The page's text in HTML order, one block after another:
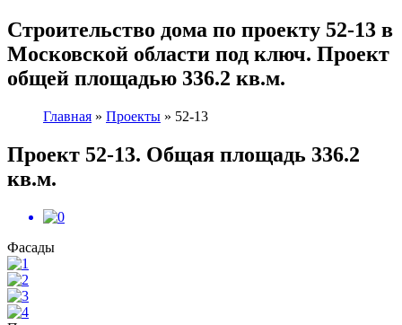
Cтроительство дома по проекту 52-13 в
Московской области под ключ. Проект
общей площадью 336.2 кв.м.
Главная » Проекты » 52-13
Проект 52-13. Общая площадь 336.2
кв.м.
Фасады